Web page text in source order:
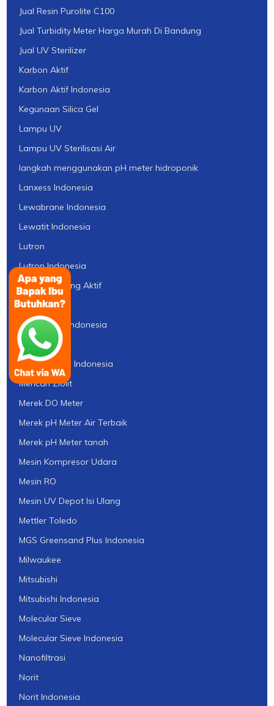
Jual Resin Purolite C100
Jual Turbidity Meter Harga Murah Di Bandung
Jual UV Sterilizer
Karbon Aktif
Karbon Aktif Indonesia
Kegunaan Silica Gel
Lampu UV
Lampu UV Sterilisasi Air
langkah menggunakan pH meter hidroponik
Lanxess Indonesia
Lewabrane Indonesia
Lewatit Indonesia
Lutron
Lutron Indonesia
Manfaat Arang Aktif
Media Filter
Media Filter Indonesia
Membran RO
Membran RO Indonesia
Mencari Ziolit
Merek DO Meter
Merek pH Meter Air Terbaik
Merek pH Meter tanah
Mesin Kompresor Udara
Mesin RO
Mesin UV Depot Isi Ulang
Mettler Toledo
MGS Greensand Plus Indonesia
Milwaukee
Mitsubishi
Mitsubishi Indonesia
Molecular Sieve
Molecular Sieve Indonesia
Nanofiltrasi
Norit
Norit Indonesia